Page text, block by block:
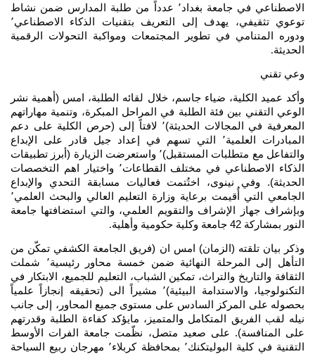
الاصطناعي في جامعة بغداد٬ عدداً من طلبة المدارس ضمن نشاط
توعوي تثقيفي، يهدف إلى التعريف بتقنيات الذكاء الاصطناعي٬
ودوره المتنامي في تطوير المجتمعات ومواكبة التحولات الرقمية
الحديثة.
وعي تقني
وأكد عميد الكلية، ضياء جاسم، خلال لقائه الطلبة، امس (أهمية نشر
الوعي التقني بين فئة الطلبة في المراحل المبكرة، وتنمية مهاراتهم
المعرفية في المجالات الحديثة)٬ لافتاً إلى (حرص الكلية على دعم
المبادرات العلمية٬ التي تسهم في إعداد جيل قادر على الإبداع
والتفاعل مع متطلبات المستقبل)٬ واستعرضت الزيارة (أبرز تطبيقات
الذكاء الاصطناعي في مختلف القطاعات٬ واختيار اهم التخصصات
الحديثة). وفي نينوى، اختُتمت فعاليات مسابقة التحدي والإبداع
الجامعي التي أُقيمت برعاية وزارة التعليم العالي والبحث العلمي٬
وبإشراف جهاز الإشراف والتقويم العلمي، والتي استضافتها جامعة
النور بمشاركة 42 جامعة وكلية حكومية وأهلية
.
وذكر بيان تلقته (الزمان) امس ان (فريق الجامعة الكشفي تمكّن من
التأهل إلى المرحلة النهائية ضمن خمسة محاور رئيسية٬ شملت
الثقافة والتاريخ والتراث، تمكين الشباب، التعليم للجميع، الابتكار في
التكنولوجيا، والاستدامة البيئية)٬ مشيراً الى (تحقيقه إنجازاً علمياً
بحصوله على المركز السادس على مستوى جميع المحاور، إلى جانب
نيله لقب الفريق المتكامل والمتميز، مايؤكد كفاءة الطلبة وقدرتهم
على المنافسة). على صعيد متصل، نظّمت جامعة الفرات الأوسط
التقنية في كلية البوليتكنك٬ بمحافظة كربلاء٬ مهرجان ربيع السياحة